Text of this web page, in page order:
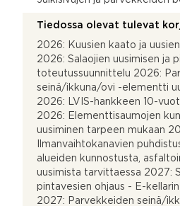
Tiedossa olevat tulevat
2026: Kuusien kaato ja
2026: Salaojien uusimisen ja
toteutussuunnittelu 2026:
seinä/ikkuna/ovi -elementti
2026: LVIS-hankkeen 10-
2026: Elementtisaumojen
uusiminen tarpeen mukaan
Ilmanvaihtokanavien
alueiden kunnostusta,
uusimista tarvittaessa 2027:
pintavesien ohjaus - E-
2027: Parvekkeiden seinä/